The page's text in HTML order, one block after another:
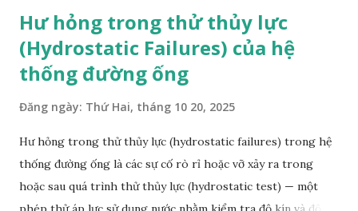
Hư hỏng trong thử thủy lực
(Hydrostatic Failures) của hệ
thống đường ống
Đăng ngày: Thứ Hai, tháng 10 20, 2025
Hư hỏng trong thử thủy lực (hydrostatic failures) trong hệ
thống đường ống là các sự cố rò rỉ hoặc vỡ xảy ra trong
hoặc sau quá trình thử thủy lực (hydrostatic test) — một